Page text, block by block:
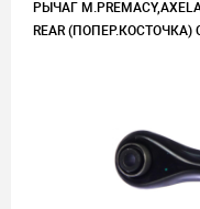
РЫЧАГ
REAR (ПОПЕР.КОСТОЧКА)